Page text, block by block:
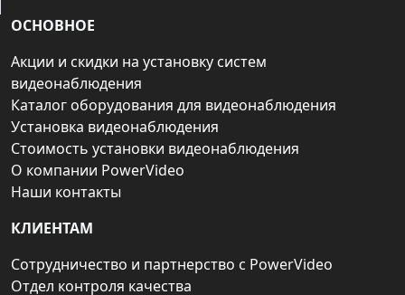
ОСНОВНОЕ
Акции и скидки на установку систем
видеонаблюдения
Каталог оборудования для видеонаблюдения
Установка видеонаблюдения
Стоимость установки видеонаблюдения
О компании PowerVideo
Наши контакты
КЛИЕНТАМ
Сотрудничество и партнерство с PowerVideo
Отдел контроля качества